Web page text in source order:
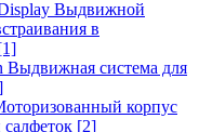
Выдвижной
в
Выдвижная система для
корпус
[2]